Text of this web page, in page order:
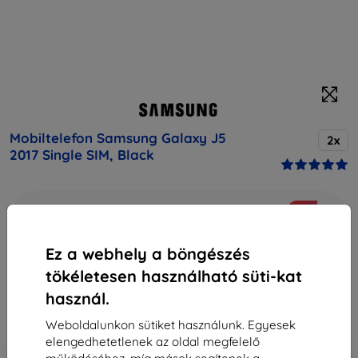
Ez a webhely a böngészés
tökéletesen használható süti-kat
használ.
Weboldalunkon sütiket használunk. Egyesek
elengedhetetlenek az oldal megfelelő
Mobiltelefon Samsung Galaxy J5
2017 Single SIM, Black
2x
45 790 Ft
41 211 Ft
-10% Kedvezmény kuponnal EXTRA10